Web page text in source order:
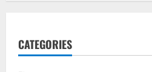
CATEGORIES